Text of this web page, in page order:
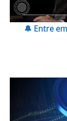
🔔 Entre